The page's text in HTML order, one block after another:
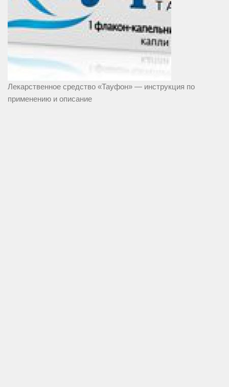
Лекарственное средство «Тауфон» — инструкция по
применению и описание